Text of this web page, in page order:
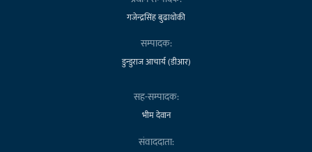
गजेन्द्रसिंह बुढाथोकी
सम्पादक:
डुन्डुराज आचार्य (डीआर)
सह-सम्पादक:
भीम देवान
संवाददाता: